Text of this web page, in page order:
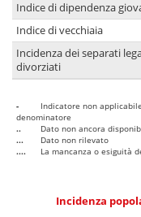
Indice di dipendenza
Indice di vecchiaia
Incidenza dei separati
divorziati
-
Indicatore non
denominatore
..
Dato non ancora
...
Dato non rilevato
....
La mancanza o esiguità
Incidenza